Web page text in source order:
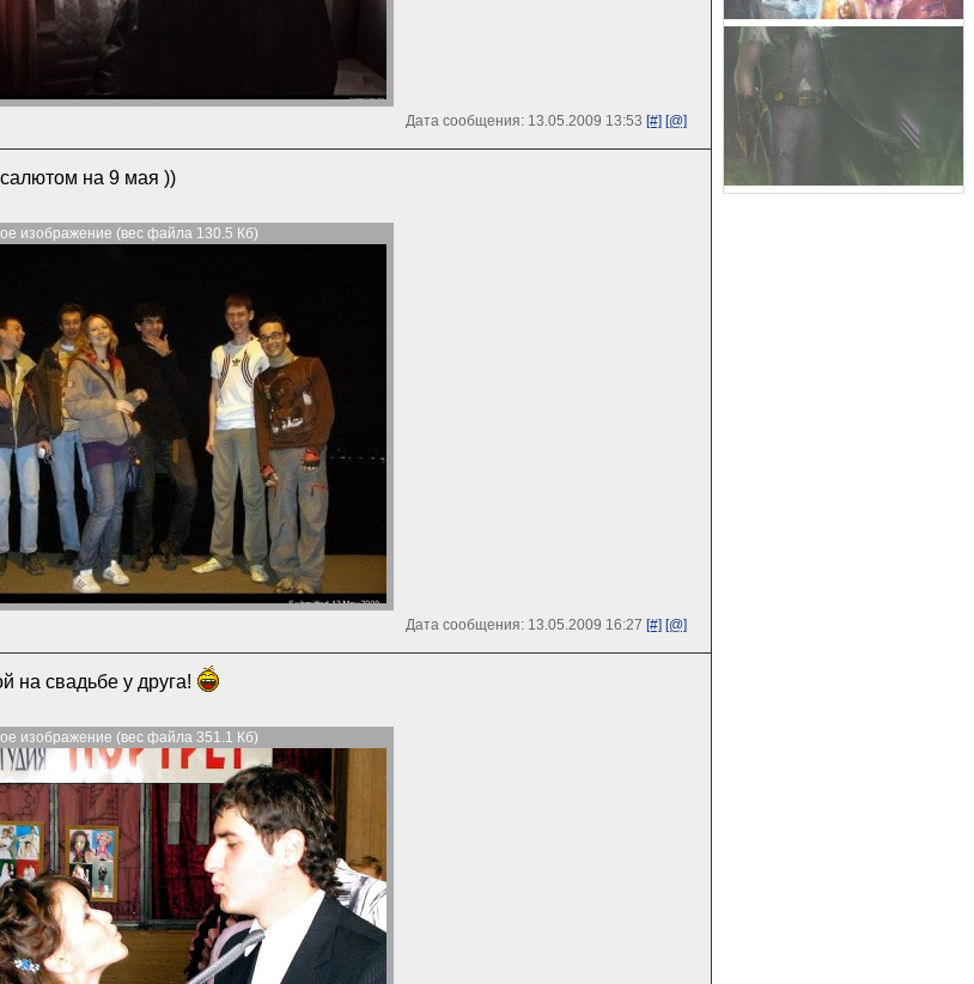
Дата сообщения: 13.05.2009 13:53 [#] [@]
на 9 мая ))
изображение (вес файла 130.5 Кб)
Дата сообщения: 13.05.2009 16:27 [#] [@]
на свадьбе у друга!
изображение (вес файла 351.1 Кб)